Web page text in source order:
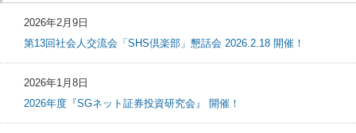
2026年2月9日
第13回社会人交流会「SHS倶楽部」懇話会 2026.2.18 開催！
2026年1月8日
2026年度『SGネット証券投資研究会』 開催！